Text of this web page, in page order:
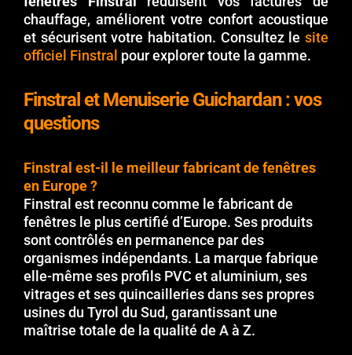
chauffage, améliorent votre confort acoustique
et sécurisent votre habitation. Consultez le site
officiel Finstral pour explorer toute la gamme.
Finstral et Menuiserie Guichardan : vos
questions
Finstral est-il le meilleur fabricant de fenêtres
en Europe ?
Finstral est reconnu comme le fabricant de
fenêtres le plus certifié d’Europe. Ses produits
sont contrôlés en permanence par des
organismes indépendants. La marque fabrique
elle-même ses profils PVC et aluminium, ses
vitrages et ses quincailleries dans ses propres
usines du Tyrol du Sud, garantissant une
maîtrise totale de la qualité de A à Z.